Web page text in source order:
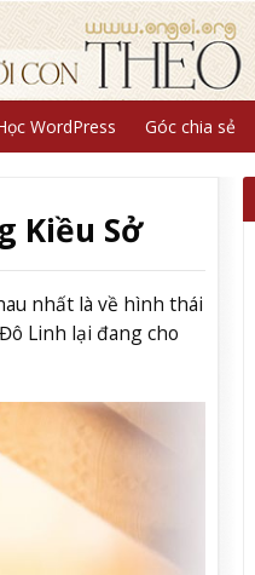
WordPress Góc chia sẻ
Kiều Sở
nhất là về hình thái
Linh lại đang cho